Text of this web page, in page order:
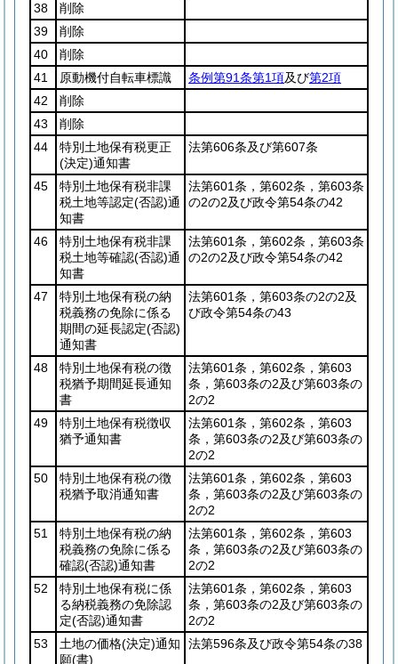
38
削除
39
削除
40
削除
41
原動機付自転車標識 条例第91条第1項及び第2項
42
削除
43
削除
44
特別土地保有税更正
(決定)通知書
法第606条及び第607条
45
特別土地保有税非課
税土地等認定(否認)通
知書
法第601条，第602条，第603条
の2の2及び政令第54条の42
46
特別土地保有税非課
税土地等確認(否認)通
知書
法第601条，第602条，第603条
の2の2及び政令第54条の42
47
特別土地保有税の納
税義務の免除に係る
期間の延長認定(否認)
通知書
法第601条，第603条の2の2及
び政令第54条の43
48
特別土地保有税の徴
税猶予期間延長通知
書
法第601条，第602条，第603
条，第603条の2及び第603条の
2の2
49
特別土地保有税徴収
猶予通知書
法第601条，第602条，第603
条，第603条の2及び第603条の
2の2
50
特別土地保有税の徴
税猶予取消通知書
法第601条，第602条，第603
条，第603条の2及び第603条の
2の2
51
特別土地保有税の納
税義務の免除に係る
確認(否認)通知書
法第601条，第602条，第603
条，第603条の2及び第603条の
2の2
52
特別土地保有税に係
る納税義務の免除認
定(否認)通知書
法第601条，第602条，第603
条，第603条の2及び第603条の
2の2
53
土地の価格(決定)通知
願(書)
法第596条及び政令第54条の38